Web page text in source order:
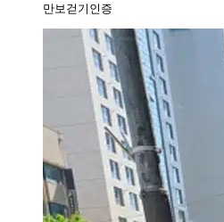
만보걷기인증